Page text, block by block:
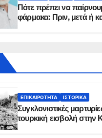
Πότε πρέπει να
φάρμακα: Πριν, μετά ή
ΕΠΙΚΑΙΡΌΤΗΤΑ ΙΣΤΟΡΙΚΆ
Συγκλονιστικές
τουρκική εισβολή στην